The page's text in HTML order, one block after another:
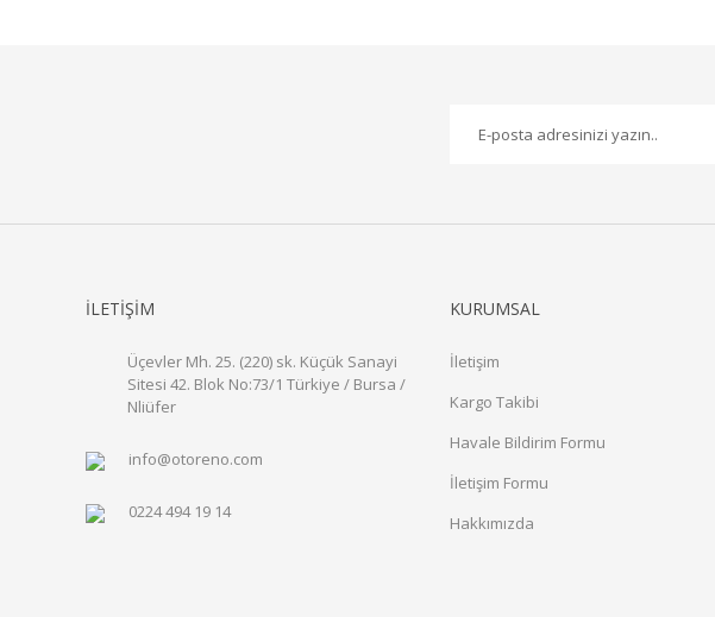
İLETİŞİM
Üçevler Mh. 25. (220) sk. Küçük Sanayi
Sitesi 42. Blok No:73/1 Türkiye / Bursa /
Nliüfer
info@otoreno.com
0224 494 19 14
KURUMSAL
İletişim
Kargo Takibi
Havale Bildirim Formu
İletişim Formu
Hakkımızda